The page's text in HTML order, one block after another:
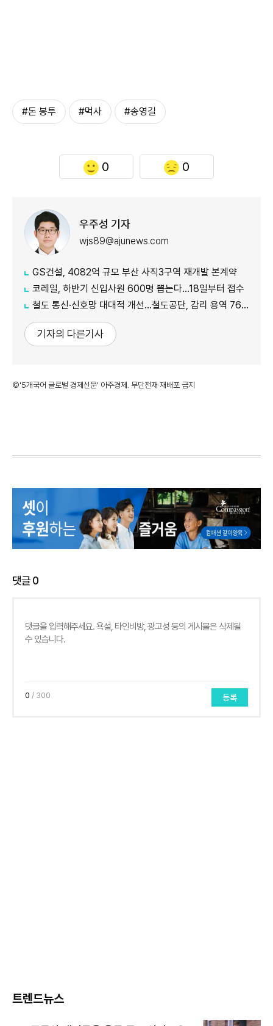
#돈 봉투 #먹사 #송영길
0 0
우주성 기자
wjs89@ajunews.com
GS건설, 4082억 규모 부산 사직3구역 재개발 본계약
코레일, 하반기 신입사원 600명 뽑는다…18일부터 접수
철도 통신·신호망 대대적 개선…철도공단, 감리 용역 761억원 발주
기자의 다른기사
©'5개국어 글로벌 경제신문' 아주경제. 무단전재·재배포 금지
댓글0
0 / 300 등록
트렌드뉴스